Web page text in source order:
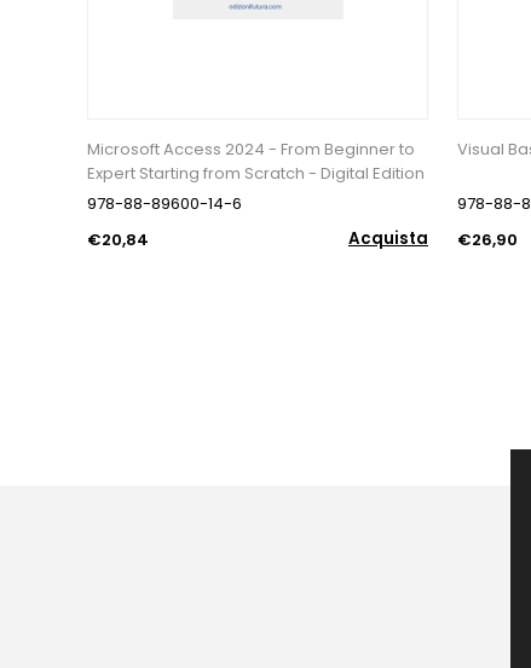
Microsoft Access 2024 - From Beginner to
Expert Starting from Scratch - Digital Edition
978-88-89600-14-6
€20,84
Acquista
Visual
978-88-
€26,90